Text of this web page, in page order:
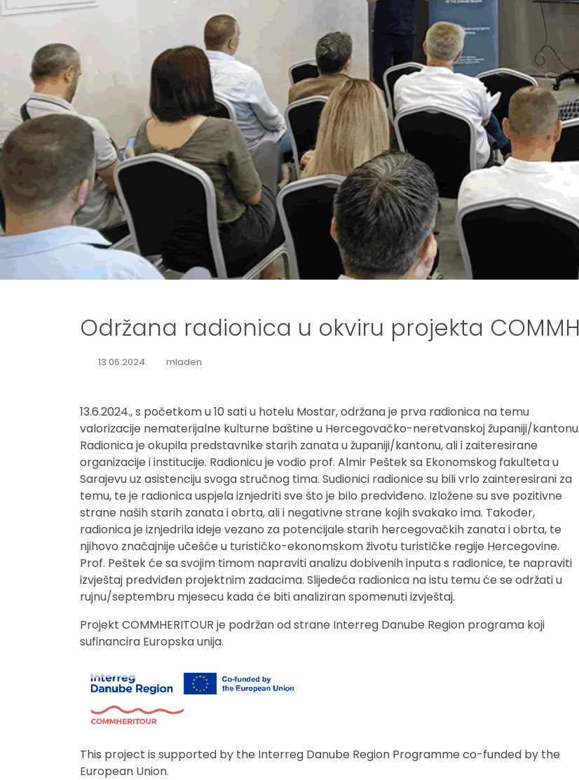
Održana radionica u okviru projekta
13.06.2024. mladen
13.6.2024., s početkom u 10 sati u hotelu Mostar, održana je prva radionica na temu
valorizacije nematerijalne kulturne baštine u Hercegovačko-neretvanskoj županiji/kantonu.
Radionica je okupila predstavnike starih zanata u županiji/kantonu, ali i zaiteresirane
organizacije i institucije. Radionicu je vodio prof. Almir Peštek sa Ekonomskog fakulteta u
Sarajevu uz asistenciju svoga stručnog tima. Sudionici radionice su bili vrlo zainteresirani za
temu, te je radionica uspjela iznjedriti sve što je bilo predviđeno. Izložene su sve pozitivne
strane naših starih zanata i obrta, ali i negativne strane kojih svakako ima. Također,
radionica je iznjedrila ideje vezano za potencijale starih hercegovačkih zanata i obrta, te
njihovo značajnije učešće u turističko-ekonomskom životu turističke regije Hercegovine.
Prof. Peštek će sa svojim timom napraviti analizu dobivenih inputa s radionice, te napraviti
izvještaj predviđen projektnim zadacima. Slijedeća radionica na istu temu će se održati u
rujnu/septembru mjesecu kada će biti analiziran spomenuti izvještaj.
Projekt COMMHERITOUR je podržan od strane Interreg Danube Region programa koji
sufinancira Europska unija.
This project is supported by the Interreg Danube Region Programme co-funded by the
European Union.